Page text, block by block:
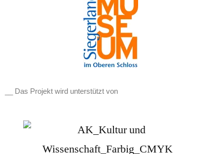
__ Das Projekt wird unterstützt von